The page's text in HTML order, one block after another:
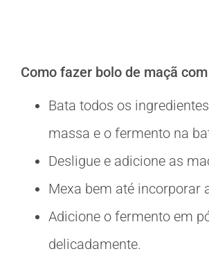
Como fazer bolo de maçã
Bata todos os
massa e o fermento na
Desligue e adicione as
Mexa bem até incorporar
Adicione o fermento em
delicadamente.